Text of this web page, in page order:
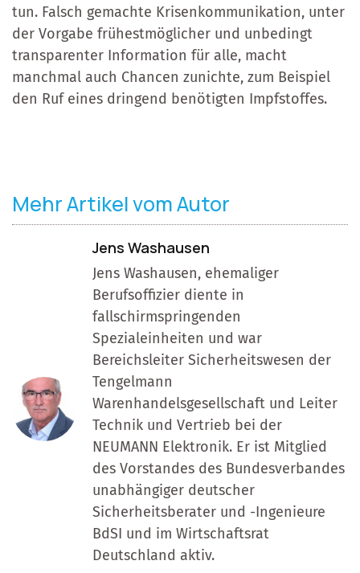
tun. Falsch gemachte Krisenkommunikation, unter
der Vorgabe frühestmöglicher und unbedingt
transparenter Information für alle, macht
manchmal auch Chancen zunichte, zum Beispiel
den Ruf eines dringend benötigten Impfstoffes.
Mehr Artikel vom Autor
Jens Washausen
Jens Washausen, ehemaliger
Berufsoffizier diente in
fallschirmspringenden
Spezialeinheiten und war
Bereichsleiter Sicherheitswesen der
Tengelmann
Warenhandelsgesellschaft und Leiter
Technik und Vertrieb bei der
NEUMANN Elektronik. Er ist Mitglied
des Vorstandes des Bundesverbandes
unabhängiger deutscher
Sicherheitsberater und -Ingenieure
BdSI und im Wirtschaftsrat
Deutschland aktiv.